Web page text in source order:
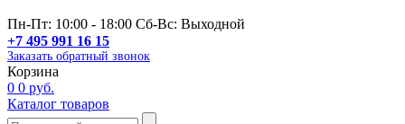
Пн-Пт: 10:00 - 18:00 Сб-Вс: Выходной
+7 495 991 16 15
Заказать обратный звонок
Корзина
0 0 руб.
Каталог товаров